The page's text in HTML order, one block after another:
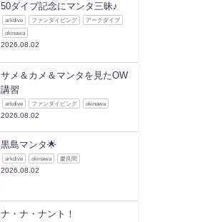
50ダイブ記念にマンタ三昧♪
arkdive ファンダイビング アークダイブ
okinawa
2026.08.02
サメ＆カメ＆マンタを見たOW
講習
arkdive ファンダイビング okinawa
2026.08.02
黒島マンタ🌟
arkdive okinawa 慶良間
2026.08.02
ナ・ナ・ナント！